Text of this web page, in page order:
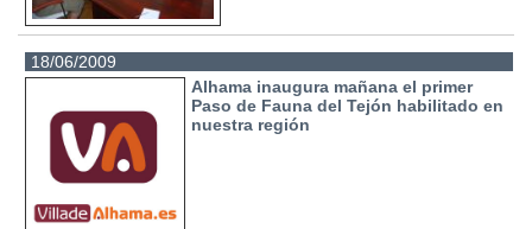
18/06/2009
Alhama inaugura mañana el primer
Paso de Fauna del Tejón habilitado en
nuestra región